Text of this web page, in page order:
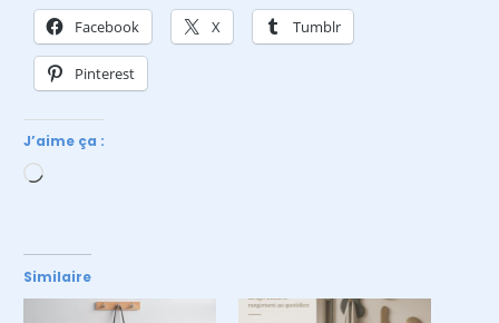
Facebook X Tumblr
Pinterest
J’aime ça :
Chargement…
Similaire